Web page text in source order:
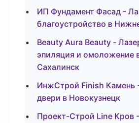
ИП Фундамент Фасад -
благоустройство в
Beauty Aura Beauty -
эпиляция и
Сахалинск
ИнжСтрой Finish Камень
двери в Новокузнецк
Проект-Строй Line Кров